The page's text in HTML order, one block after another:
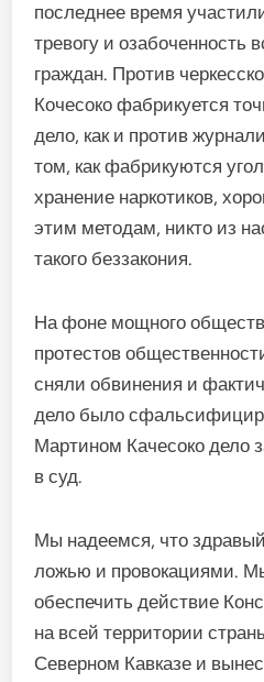
последнее время
тревогу и озабоченность
граждан. Против
Кочесоко фабрикуется
дело, как и против
том, как фабрикуются
хранение наркотиков,
этим методам, никто из
такого беззакония.
На фоне мощного
протестов
сняли обвинения и
дело было
Мартином Качесоко дело
в суд.
Мы надеемся, что
ложью и провокациями.
обеспечить действие
на всей территории
Северном Кавказе и